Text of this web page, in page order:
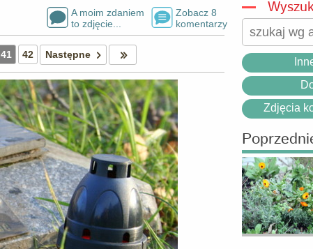
A moim zdaniem
to zdjęcie...
Zobacz 8
komentarzy
41 42 Następne
Zdjęcia